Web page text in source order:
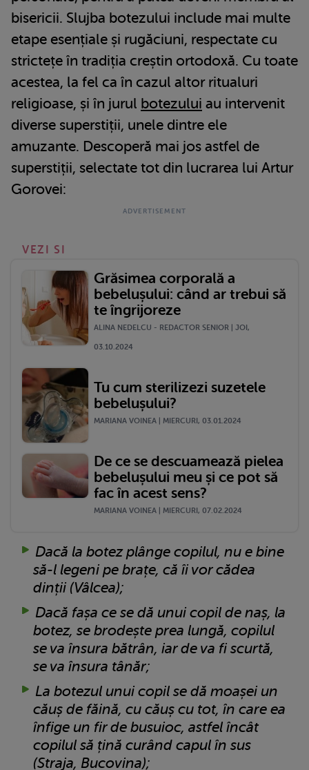
bisericii. Slujba botezului include mai multe
etape esențiale și rugăciuni, respectate cu
strictețe în tradiția creștin ortodoxă. Cu toate
acestea, la fel ca în cazul altor ritualuri
religioase, și în jurul botezului au intervenit
diverse superstiții, unele dintre ele
amuzante. Descoperă mai jos astfel de
superstiții, selectate tot din lucrarea lui Artur
Gorovei:
VEZI SI
Grăsimea corporală a
bebelușului: când ar trebui să
te îngrijoreze
ALINA NEDELCU - REDACTOR SENIOR | JOI,
03.10.2024
Tu cum sterilizezi suzetele
bebelușului?
MARIANA VOINEA | MIERCURI, 03.01.2024
De ce se descuamează pielea
bebelușului meu și ce pot să
fac în acest sens?
MARIANA VOINEA | MIERCURI, 07.02.2024
Dacă la botez plânge copilul, nu e bine
să-l legeni pe brațe, că îi vor cădea
dinții (Vâlcea);
Dacă fașa ce se dă unui copil de naș, la
botez, se brodește prea lungă, copilul
se va însura bătrân, iar de va fi scurtă,
se va însura tânăr;
La botezul unui copil se dă moașei un
căuș de făină, cu căuș cu tot, în care ea
înfige un fir de busuioc, astfel încât
copilul să țină curând capul în sus
(Straja, Bucovina);